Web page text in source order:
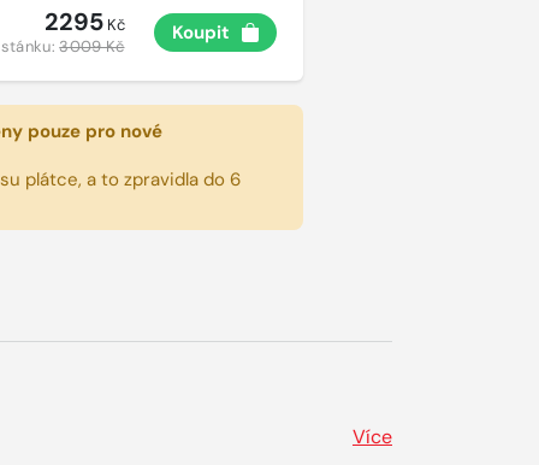
2295Kč
stánku:3009 Kč
Koupit
pouze pro nové
plátce, a to zpravidla do 6
Více